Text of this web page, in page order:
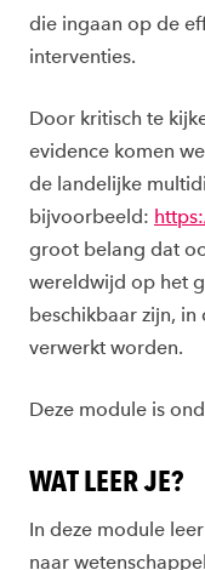
die ingaan op de
interventies.
Door kritisch te
evidence komen
de landelijke
bijvoorbeeld:
groot belang dat
wereldwijd op het
beschikbaar zijn,
verwerkt worden.
Deze module is
WAT LEER JE?
In deze module
naar